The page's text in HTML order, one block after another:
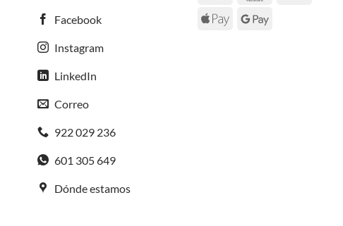
Facebook
Instagram
LinkedIn
Correo
922 029 236
601 305 649
Dónde estamos
Apple
Google